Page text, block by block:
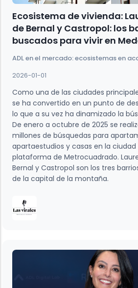
Ecosistema de vivienda:
de Bernal y Castropol: los
buscados para vivir en
ADL en el mercado: ecosistemas en
2026-01-01
Como una de las ciudades
se ha convertido en un punto de
lo que a su vez ha dinamizado la
De enero a octubre de 2025 se
millones de búsquedas para
apartaestudios y casas en la
plataforma de Metrocuadrado.
Bernal y Castropol son los tres
de la capital de la montaña.